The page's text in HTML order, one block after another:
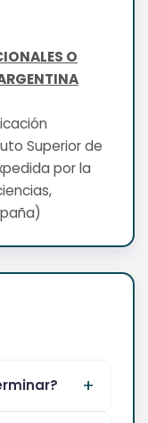
O
Superior de
por la